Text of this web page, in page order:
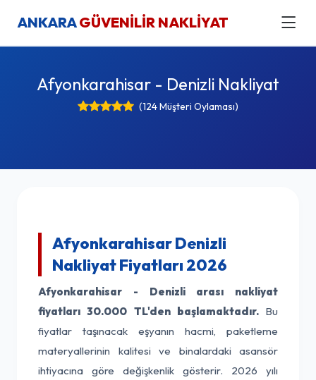
ANKARAGÜVENİLİR NAKLİYAT
Afyonkarahisar - Denizli Nakliyat
(124 Müşteri Oylaması)
Afyonkarahisar Denizli
Nakliyat Fiyatları 2026
Afyonkarahisar - Denizli arası nakliyat
fiyatları 30.000 TL'den başlamaktadır.Bu
fiyatlar taşınacak eşyanın hacmi, paketleme
materyallerinin kalitesi ve binalardaki asansör
ihtiyacına göre değişkenlik gösterir. 2026 yılı